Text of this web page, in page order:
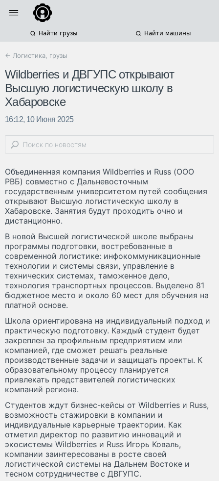
Найти грузы Найти машины
← Логистика, грузы
Wildberries и ДВГУПС открывают
Высшую логистическую школу в
Хабаровске
16:12, 10 Июня 2025
Объединенная компания Wildberries и Russ (ООО
РВБ) совместно с Дальневосточным
государственным университетом путей сообщения
открывают Высшую логистическую школу в
Хабаровске. Занятия будут проходить очно и
дистанционно.
В новой Высшей логистической школе выбраны
программы подготовки, востребованные в
современной логистике: инфокоммуникационные
технологии и системы связи, управление в
технических системах, таможенное дело,
технология транспортных процессов. Выделено 81
бюджетное место и около 60 мест для обучения на
платной основе.
Школа ориентирована на индивидуальный подход и
практическую подготовку. Каждый студент будет
закреплен за профильным предприятием или
компанией, где сможет решать реальные
производственные задачи и защищать проекты. К
образовательному процессу планируется
привлекать представителей логистических
компаний региона.
Студентов ждут бизнес-кейсы от Wildberries и Russ,
возможность стажировки в компании и
индивидуальные карьерные траектории. Как
отметил директор по развитию инноваций и
экосистемы Wildberries и Russ Игорь Коваль,
компании заинтересованы в росте своей
логистической системы на Дальнем Востоке и
тесном сотрудничестве с ДВГУПС.